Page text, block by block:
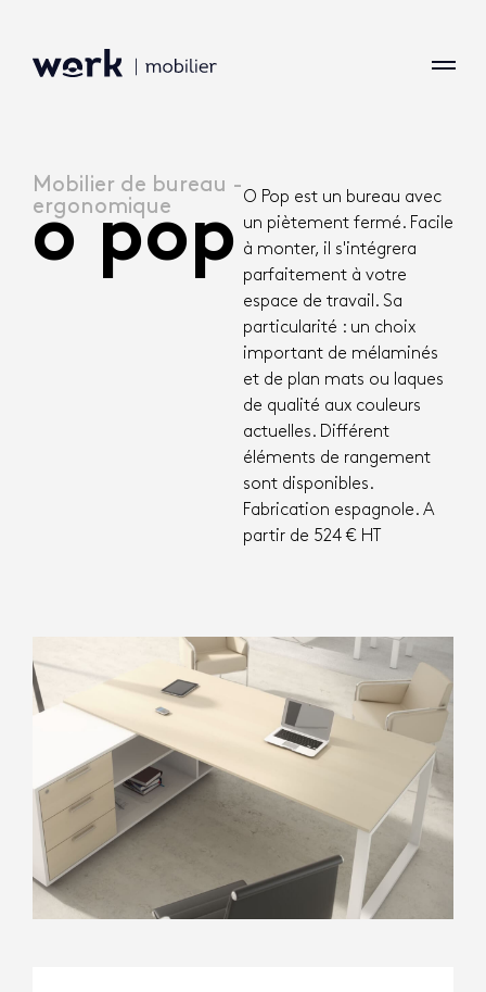
Mobilier de bureau -
ergonomique
o pop
O Pop est un bureau avec
un piètement fermé. Facile
à monter, il s'intégrera
parfaitement à votre
espace de travail. Sa
particularité : un choix
important de mélaminés
et de plan mats ou laques
de qualité aux couleurs
actuelles. Différent
éléments de rangement
sont disponibles.
Fabrication espagnole. A
partir de 524 € HT